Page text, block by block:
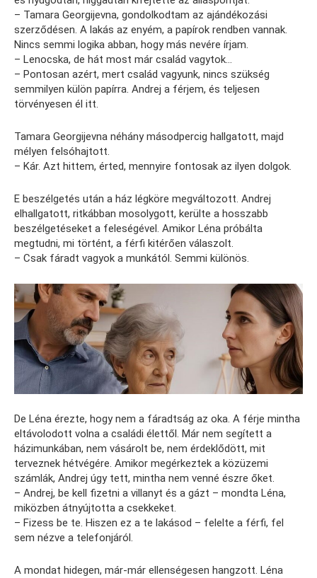
– Tamara Georgijevna, gondolkodtam az ajándékozási
szerződésen. A lakás az enyém, a papírok rendben vannak.
Nincs semmi logika abban, hogy más nevére írjam.
– Lenocska, de hát most már család vagytok…
– Pontosan azért, mert család vagyunk, nincs szükség
semmilyen külön papírra. Andrej a férjem, és teljesen
törvényesen él itt.
Tamara Georgijevna néhány másodpercig hallgatott, majd
mélyen felsóhajtott.
– Kár. Azt hittem, érted, mennyire fontosak az ilyen dolgok.
E beszélgetés után a ház légköre megváltozott. Andrej
elhallgatott, ritkábban mosolygott, kerülte a hosszabb
beszélgetéseket a feleségével. Amikor Léna próbálta
megtudni, mi történt, a férfi kitérően válaszolt.
– Csak fáradt vagyok a munkától. Semmi különös.
De Léna érezte, hogy nem a fáradtság az oka. A férje mintha
eltávolodott volna a családi élettől. Már nem segített a
házimunkában, nem vásárolt be, nem érdeklődött, mit
terveznek hétvégére. Amikor megérkeztek a közüzemi
számlák, Andrej úgy tett, mintha nem venné észre őket.
– Andrej, be kell fizetni a villanyt és a gázt – mondta Léna,
miközben átnyújtotta a csekkeket.
– Fizess be te. Hiszen ez a te lakásod – felelte a férfi, fel
sem nézve a telefonjáról.
A mondat hidegen, már-már ellenségesen hangzott. Léna